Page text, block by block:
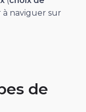
naviguer sur
de